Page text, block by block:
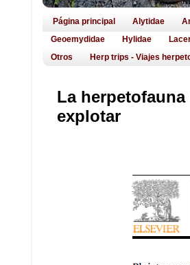
Página principal Alytidae
Geoemydidae
Hylidae
Otros
Herp trips - Viajes
La
explotar